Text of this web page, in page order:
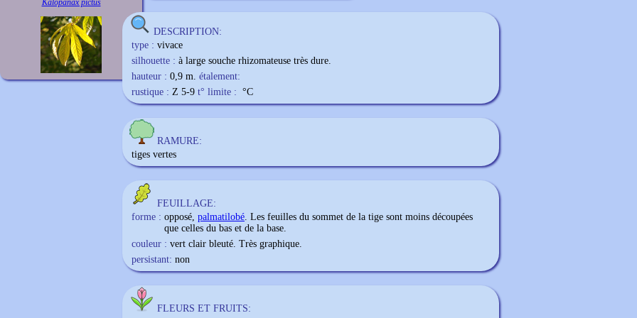
Kalopanax pictus
DESCRIPTION:
type : vivace
silhouette : à large souche rhizomateuse très dure.
hauteur : 0,9 m. étalement:
rustique : Z 5-9 t° limite : °C
RAMURE:
tiges vertes
FEUILLAGE:
forme : opposé, palmatilobé. Les feuilles du sommet de la tige sont moins découpées
que celles du bas et de la base.
couleur : vert clair bleuté. Très graphique.
persistant: non
FLEURS ET FRUITS: